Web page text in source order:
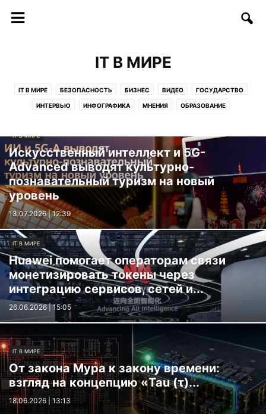
IT В МИРЕ
IT В МИРЕ БЕЗОПАСНОСТЬ БИЗНЕС ВИДЕО ГОСУДАРСТВО
ИНТЕРВЬЮ ИНФОГРАФИКА МНЕНИЯ ОБРАЗОВАНИЕ
ТЕЛЕКОММУНИКАЦИИ ТЕХНОЛОГИИ ФИНАНСЫ ФОТО
ЦИФРЫ И ФАКТЫ
IT В МИРЕ
Искусственный интеллект и 5G-
Advanced выводят культурно-
познавательный туризм на новый
уровень
13.07.2026 | 12:39
IT В МИРЕ
Huawei помогает операторам связи
монетизировать токены через
интеграцию сервисов, сетей и...
26.06.2026 | 15:05
IT В МИРЕ
От закона Мура к закону времени:
взгляд на концепцию «Tau (τ)...
18.06.2026 | 13:13